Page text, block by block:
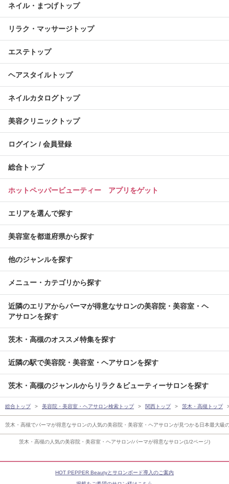
茨木・高槻の人気の美容院・美容室・ヘアサロン/パーマが得意なサロン(1/2ページ)
ネイル・まつげトップ
リラク・マッサージトップ
エステトップ
ヘアスタイルトップ
ネイルカタログトップ
美容クリニックトップ
ログイン / 会員登録
総合トップ
ホットペッパービューティー アプリをゲット
エリアを選んで探す
美容室を都道府県から探す
他のジャンルを探す
メニュー・カテゴリから探す
近隣のエリアからパーマが得意なサロンの美容院・美容室・ヘ
アサロンを探す
茨木・高槻のオススメ特集を探す
近隣の駅で美容院・美容室・ヘアサロンを探す
茨木・高槻のジャンルからリラク＆ビューティーサロンを探す
総合トップ 美容院・美容室・ヘアサロン検索トップ 関西トップ 茨木・高槻トップ
茨木・高槻でパーマが得意なサロンの人気の美容院・美容室・ヘアサロンが見つかる日本最大
HOT PEPPER Beautyとサロンボード導入のご案内